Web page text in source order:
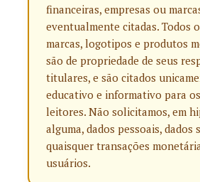
financeiras, empresas ou
eventualmente citadas. Todos
marcas, logotipos e produtos
são de propriedade de seus
titulares, e são citados
educativo e informativo para
leitores. Não solicitamos, em
alguma, dados pessoais, dados
quaisquer transações
usuários.